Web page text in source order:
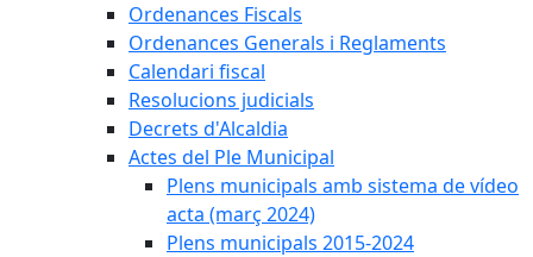
Ordenances Fiscals
Ordenances Generals i Reglaments
Calendari fiscal
Resolucions judicials
Decrets d'Alcaldia
Actes del Ple Municipal
Plens municipals amb sistema de vídeo
acta (març 2024)
Plens municipals 2015-2024